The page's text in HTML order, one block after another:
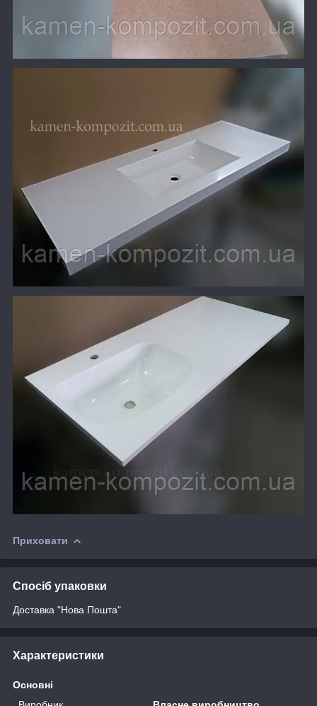
Приховати
Спосіб упаковки
Доставка "Нова Пошта"
Характеристики
Основні